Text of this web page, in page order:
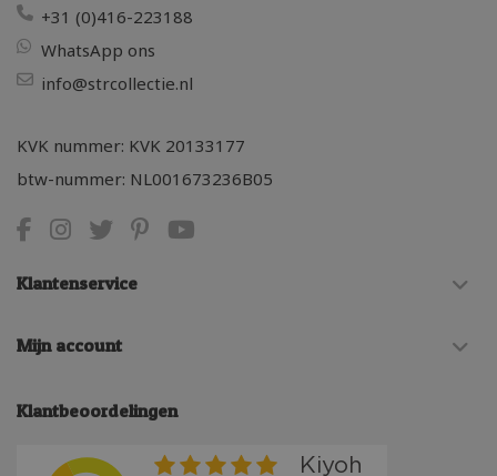
+31 (0)416-223188
WhatsApp ons
info@strcollectie.nl
KVK nummer: KVK 20133177
btw-nummer: NL001673236B05
Klantenservice
Mijn account
Klantbeoordelingen